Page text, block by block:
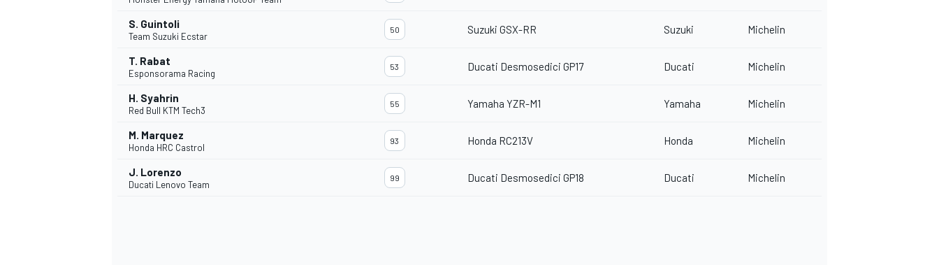
SPORTWAGEN
S. Guintoli
Team Suzuki Ecstar
50 Suzuki GSX-RR Suzuki Michelin
T. Rabat
Esponsorama Racing
53 Ducati Desmosedici GP17 Ducati Michelin
H. Syahrin
Red Bull KTM Tech3
55 Yamaha YZR-M1 Yamaha Michelin
M. Marquez
Honda HRC Castrol
93 Honda RC213V Honda Michelin
J. Lorenzo
Ducati Lenovo Team
99 Ducati Desmosedici GP18 Ducati Michelin